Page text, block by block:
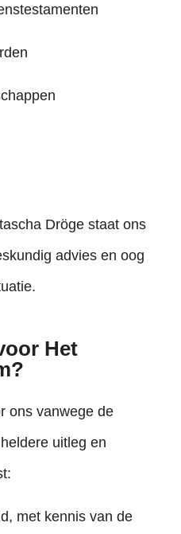
Dröge staat ons
advies en oog
Het
ons vanwege de
uitleg en
met kennis van de